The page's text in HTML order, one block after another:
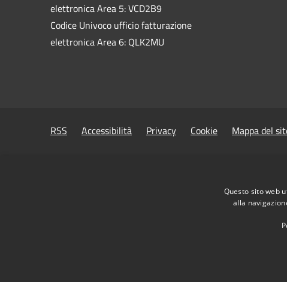
elettronica Area 5: VCD2B9
Codice Univoco ufficio fatturazione
elettronica Area 6: QLK2MU
RSS Accessibilità Privacy Cookie Mappa del
Questo sito web
alla